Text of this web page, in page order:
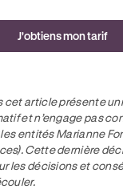
J'obtiens mon tarif
cet article présente
et n’engage pas
entités Marianne
Cette dernière
les décisions et